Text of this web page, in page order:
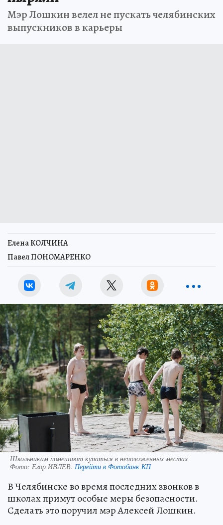
Мэр Лошкин велел не пускать челябинских
выпускников в карьеры
Елена КОЛЧИНА
Павел ПОНОМАРЕНКО
Школьникам помешают купаться в неположенных местах
Фото: Егор ИВЛЕВ. Перейти в Фотобанк КП
В Челябинске во время последних звонков в
школах примут особые меры безопасности.
Сделать это поручил мэр Алексей Лошкин.